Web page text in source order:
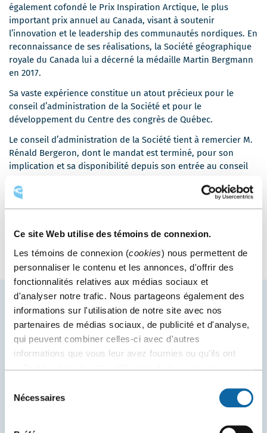
Ce site Web utilise des témoins de connexion.
Les témoins de connexion (cookies) nous permettent de
personnaliser le contenu et les annonces, d'offrir des
fonctionnalités relatives aux médias sociaux et
d'analyser notre trafic. Nous partageons également des
informations sur l'utilisation de notre site avec nos
partenaires de médias sociaux, de publicité et d'analyse,
qui peuvent combiner celles-ci avec d'autres
informations que vous leur avez fournies ou qu'ils ont
collectées lors de votre utilisation de leurs services.
Nécessaires
également cofondé le Prix Inspiration Arctique, le plus
important prix annuel au Canada, visant à soutenir
l’innovation et le leadership des communautés nordiques. En
reconnaissance de ses réalisations, la Société géographique
royale du Canada lui a décerné la médaille Martin Bergmann
en 2017.
Sa vaste expérience constitue un atout précieux pour le
conseil d’administration de la Société et pour le
développement du Centre des congrès de Québec.
Le conseil d’administration de la Société tient à remercier M.
Rénald Bergeron, dont le mandat est terminé, pour son
implication et sa disponibilité depuis son entrée au conseil
En savoir plus sur le conseil
VOUS AIMEREZ AUSSI